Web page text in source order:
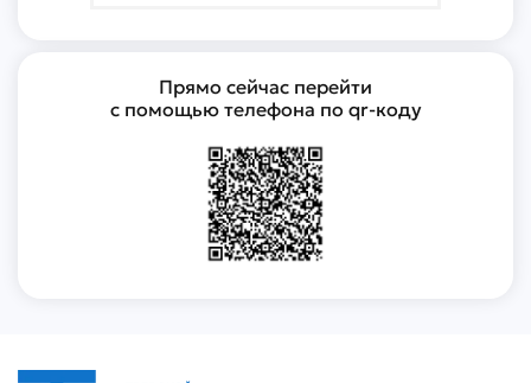
Прямо сейчас перейти
с помощью телефона по qr-коду